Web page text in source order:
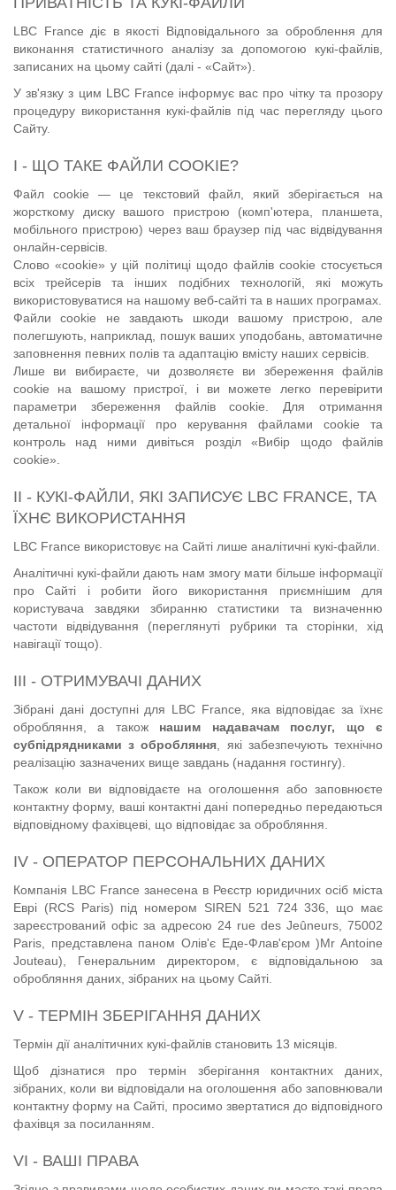
LBC France діє в якості Відповідального за оброблення для
виконання статистичного аналізу за допомогою кукі-файлів,
записаних на цьому сайті (далі - «Сайт»).
У зв'язку з цим LBC France інформує вас про чітку та прозору
процедуру використання кукі-файлів під час перегляду цього
Сайту.
I - ЩО ТАКЕ ФАЙЛИ COOKIE?
Файл cookie — це текстовий файл, який зберігається на
жорсткому диску вашого пристрою (комп'ютера, планшета,
мобільного пристрою) через ваш браузер під час відвідування
онлайн-сервісів.
Слово «cookie» у цій політиці щодо файлів cookie стосується
всіх трейсерів та інших подібних технологій, які можуть
використовуватися на нашому веб-сайті та в наших програмах.
Файли cookie не завдають шкоди вашому пристрою, але
полегшують, наприклад, пошук ваших уподобань, автоматичне
заповнення певних полів та адаптацію вмісту наших сервісів.
Лише ви вибираєте, чи дозволяєте ви збереження файлів
cookie на вашому пристрої, і ви можете легко перевірити
параметри збереження файлів cookie. Для отримання
детальної інформації про керування файлами cookie та
контроль над ними дивіться розділ «Вибір щодо файлів
cookie».
II - КУКІ-ФАЙЛИ, ЯКІ ЗАПИСУЄ LBC FRANCE, ТА
ЇХНЄ ВИКОРИСТАННЯ
LBC France використовує на Сайті лише аналітичні кукі-файли.
Аналітичні кукі-файли дають нам змогу мати більше інформації
про Сайті і робити його використання приємнішим для
користувача завдяки збиранню статистики та визначенню
частоти відвідування (переглянуті рубрики та сторінки, хід
навігації тощо).
III - ОТРИМУВАЧІ ДАНИХ
Зібрані дані доступні для LBC France, яка відповідає за їхнє
обробляння, а також нашим надавачам послуг, що є
субпідрядниками з обробляння , які забезпечують технічно
реалізацію зазначених вище завдань (надання гостингу).
Також коли ви відповідаєте на оголошення або заповнюєте
контактну форму, ваші контактні дані попередньо передаються
відповідному фахівцеві, що відповідає за обробляння.
IV - ОПЕРАТОР ПЕРСОНАЛЬНИХ ДАНИХ
Компанія LBC France занесена в Реєстр юридичних осіб міста
Еврі (RCS Paris) під номером SIREN 521 724 336, що має
зареєстрований офіс за адресою 24 rue des Jeûneurs, 75002
Paris, представлена паном Олів'є Еде-Флав'єром )Mr Antoine
Jouteau), Генеральним директором, є відповідальною за
обробляння даних, зібраних на цьому Сайті.
V - ТЕРМІН ЗБЕРІГАННЯ ДАНИХ
Термін дії аналітичних кукі-файлів становить 13 місяців.
Щоб дізнатися про термін зберігання контактних даних,
зібраних, коли ви відповідали на оголошення або заповнювали
контактну форму на Сайті, просимо звертатися до відповідного
фахівця за посиланням
VI - ВАШІ ПРАВА